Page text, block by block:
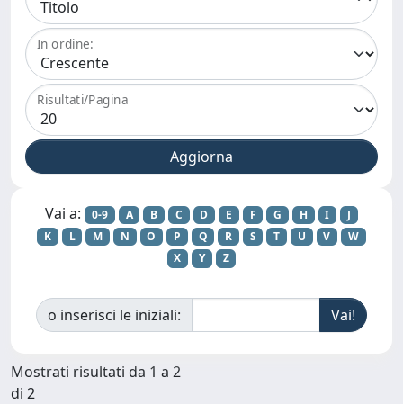
In ordine:
Risultati/Pagina
Vai a: 0-9 A B C D E F G H I
J
K
L M N O P Q R S T U V
W
X
Y Z
o inserisci le iniziali:
Mostrati risultati da 1 a 2
di 2